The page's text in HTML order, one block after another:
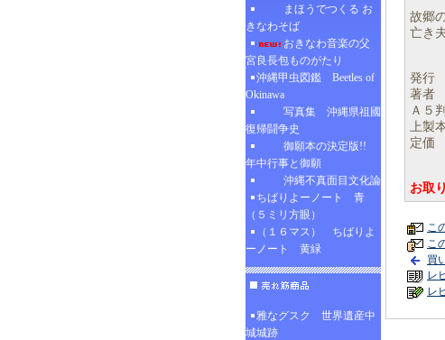
まほうでつくる お
きなわそば
おきなわ音楽の父
宮良長包ものがたり
沖縄甲虫図鑑 Beetles of
Okinawa
写真集 沖縄県祖國
復帰闘争史
御願本の決定版!!
年中行事と御願
沖縄不真面目文化論
ちばりよーノート 青
（５ミリ方眼）
（１６マス） ちばりよ
ーノート 黄緑
雅なグスク 世界遺産中
城城跡
故郷
亡き
発行
著者
Ａ５
上製
定価
お取
こ
こ
買
レ
レ